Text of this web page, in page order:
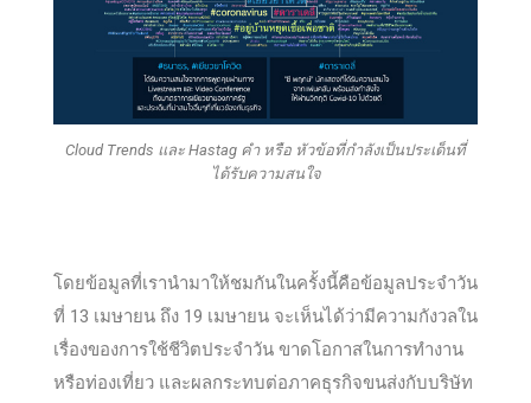
Cloud Trends และ Hastag คำ หรือ หัวข้อที่กำลังเป็นประเด็นที่
ได้รับความสนใจ
โดยข้อมูลที่เรานำมาให้ชมกันในครั้งนี้คือข้อมูลประจำวัน
ที่ 13 เมษายน ถึง 19 เมษายน จะเห็นได้ว่ามีความกังวลใน
เรื่องของการใช้ชีวิตประจำวัน ขาดโอกาสในการทำงาน
หรือท่องเที่ยว และผลกระทบต่อภาคธุรกิจขนส่งกับบริษัท